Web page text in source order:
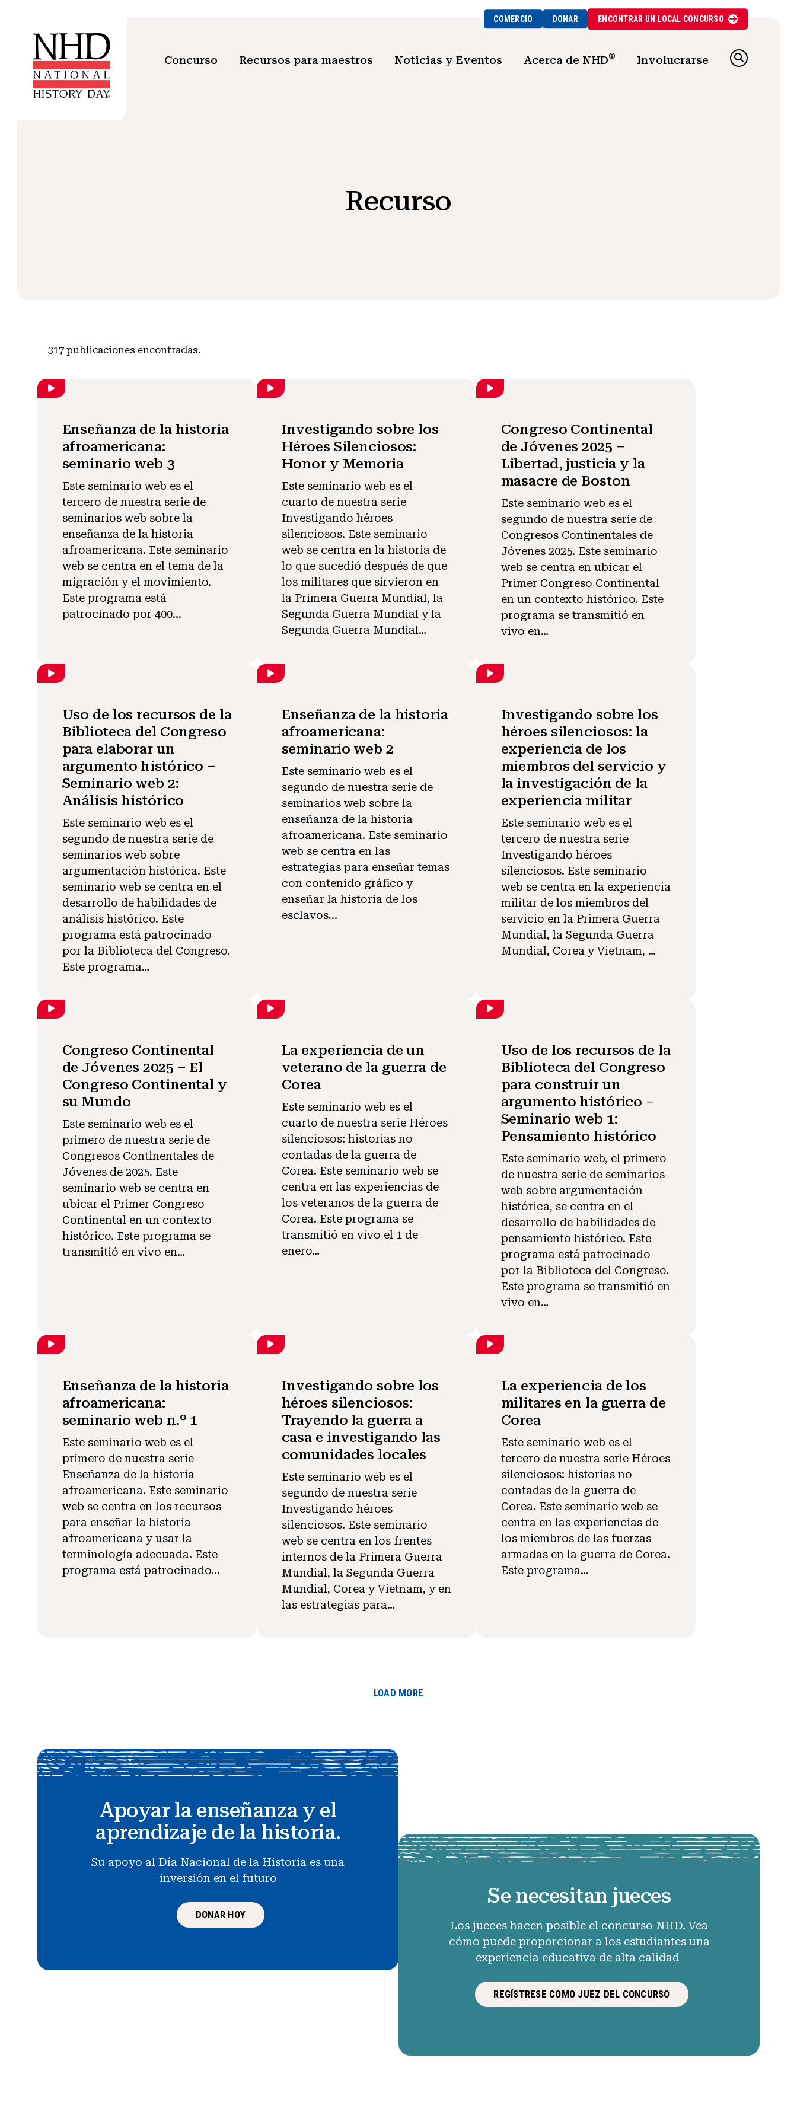
COMERCIO DONAR ENCONTRAR UN LOCAL CONCURSO
Concurso Recursos para maestros Noticias y Eventos Acerca de NHD® Involucrarse
Recurso
317 publicaciones encontradas.
Enseñanza de la historia
afroamericana:
seminario web 3
Este seminario web es el
tercero de nuestra serie de
seminarios web sobre la
enseñanza de la historia
afroamericana. Este seminario
web se centra en el tema de la
migración y el movimiento.
Este programa está
patrocinado por 400...
Investigando sobre los
Héroes Silenciosos:
Honor y Memoria
Este seminario web es el
cuarto de nuestra serie
Investigando héroes
silenciosos. Este seminario
web se centra en la historia de
lo que sucedió después de que
los militares que sirvieron en
la Primera Guerra Mundial, la
Segunda Guerra Mundial y la
Segunda Guerra Mundial…
Congreso Continental
de Jóvenes 2025 –
Libertad, justicia y la
masacre de Boston
Este seminario web es el
segundo de nuestra serie de
Congresos Continentales de
Jóvenes 2025. Este seminario
web se centra en ubicar el
Primer Congreso Continental
en un contexto histórico. Este
programa se transmitió en
vivo en…
Uso de los recursos de la
Biblioteca del Congreso
para elaborar un
argumento histórico –
Seminario web 2:
Análisis histórico
Este seminario web es el
segundo de nuestra serie de
seminarios web sobre
argumentación histórica. Este
seminario web se centra en el
desarrollo de habilidades de
análisis histórico. Este
programa está patrocinado
por la Biblioteca del Congreso.
Este programa…
Enseñanza de la historia
afroamericana:
seminario web 2
Este seminario web es el
segundo de nuestra serie de
seminarios web sobre la
enseñanza de la historia
afroamericana. Este seminario
web se centra en las
estrategias para enseñar temas
con contenido gráfico y
enseñar la historia de los
esclavos...
Investigando sobre los
héroes silenciosos: la
experiencia de los
miembros del servicio y
la investigación de la
experiencia militar
Este seminario web es el
tercero de nuestra serie
Investigando héroes
silenciosos. Este seminario
web se centra en la experiencia
militar de los miembros del
servicio en la Primera Guerra
Mundial, la Segunda Guerra
Mundial, Corea y Vietnam, …
Congreso Continental
de Jóvenes 2025 – El
Congreso Continental y
su Mundo
Este seminario web es el
primero de nuestra serie de
Congresos Continentales de
Jóvenes de 2025. Este
seminario web se centra en
ubicar el Primer Congreso
Continental en un contexto
histórico. Este programa se
transmitió en vivo en…
La experiencia de un
veterano de la guerra de
Corea
Este seminario web es el
cuarto de nuestra serie Héroes
silenciosos: historias no
contadas de la guerra de
Corea. Este seminario web se
centra en las experiencias de
los veteranos de la guerra de
Corea. Este programa se
transmitió en vivo el 1 de
enero…
Uso de los recursos de la
Biblioteca del Congreso
para construir un
argumento histórico –
Seminario web 1:
Pensamiento histórico
Este seminario web, el primero
de nuestra serie de seminarios
web sobre argumentación
histórica, se centra en el
desarrollo de habilidades de
pensamiento histórico. Este
programa está patrocinado
por la Biblioteca del Congreso.
Este programa se transmitió en
vivo en…
Enseñanza de la historia
afroamericana:
seminario web n.º 1
Este seminario web es el
primero de nuestra serie
Enseñanza de la historia
afroamericana. Este seminario
web se centra en los recursos
para enseñar la historia
afroamericana y usar la
terminología adecuada. Este
programa está patrocinado...
Investigando sobre los
héroes silenciosos:
Trayendo la guerra a
casa e investigando las
comunidades locales
Este seminario web es el
segundo de nuestra serie
Investigando héroes
silenciosos. Este seminario
web se centra en los frentes
internos de la Primera Guerra
Mundial, la Segunda Guerra
Mundial, Corea y Vietnam, y en
las estrategias para…
La experiencia de los
militares en la guerra de
Corea
Este seminario web es el
tercero de nuestra serie Héroes
silenciosos: historias no
contadas de la guerra de
Corea. Este seminario web se
centra en las experiencias de
los miembros de las fuerzas
armadas en la guerra de Corea.
Este programa…
LOAD MORE
Apoyar la enseñanza y el
aprendizaje de la historia.
Su apoyo al Día Nacional de la Historia es una
inversión en el futuro
DONAR HOY
Se necesitan jueces
Los jueces hacen posible el concurso NHD. Vea
cómo puede proporcionar a los estudiantes una
experiencia educativa de alta calidad
REGÍSTRESE COMO JUEZ DEL CONCURSO